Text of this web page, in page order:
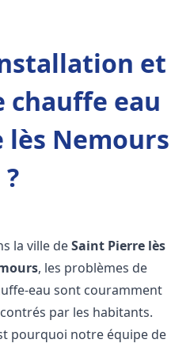
et
chauffe eau
lès Nemours
?
la ville deSaint Pierre lès
, les problèmes de
eau sont couramment
par les habitants.
pourquoi notre équipe de